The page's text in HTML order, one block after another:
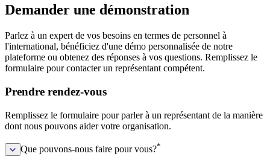
Demander une démonstration
Parlez à un expert de vos besoins en termes de personnel à
l'international, bénéficiez d'une démo personnalisée de notre
plateforme ou obtenez des réponses à vos questions. Remplissez le
formulaire pour contacter un représentant compétent.
Prendre rendez-vous
Remplissez le formulaire pour parler à un représentant de la manière
dont nous pouvons aider votre organisation.
Que pouvons-nous faire pour vous?*